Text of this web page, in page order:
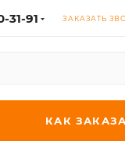
31-91 ЗАКАЗАТЬ
КАК